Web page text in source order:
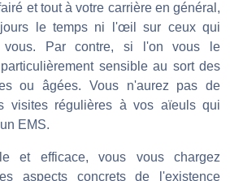
et tout à votre carrière en général,
le temps ni l'œil sur ceux qui
vous. Par contre, si l'on vous le
sensible au sort des
ou âgées. Vous n'aurez pas de
visites régulières à vos aïeuls qui
EMS.
et efficace, vous vous chargez
aspects concrets de l'existence